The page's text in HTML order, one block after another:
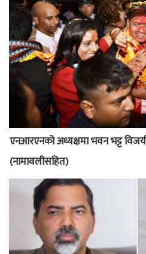
एनआरएनको अध्यक्षमा भवन भट्ट
(नामावलीसहित)